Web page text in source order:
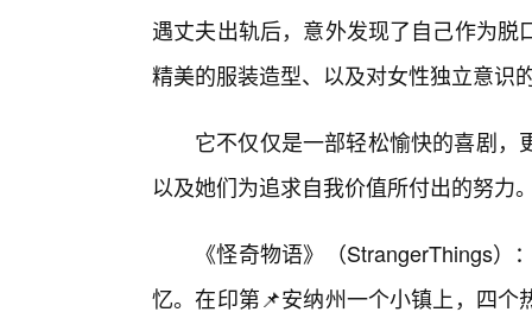
遇丈夫出轨后，意外发现了自己作为
精美的服装造型、以及对女性独立意识
它不仅仅是一部轻松愉快的喜剧
以及她们为追求自我价值所付出的努力
《怪奇物语》（StrangerThings
忆。在印第📌安纳州一个小镇上，四